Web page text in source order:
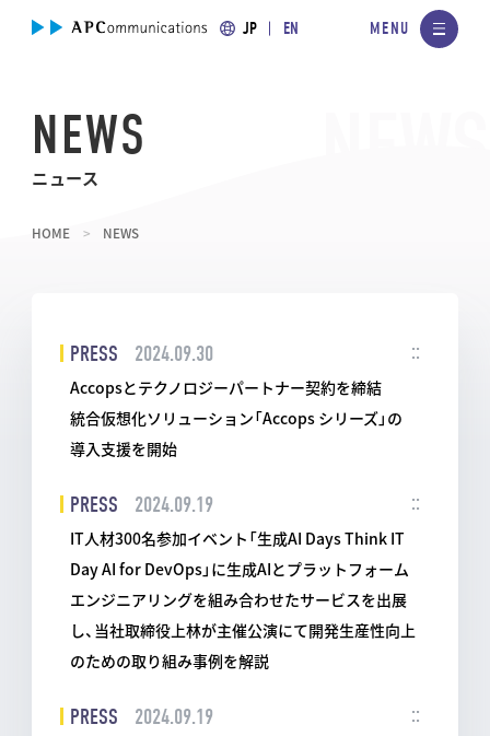
JP EN
NEWS
ニュース
HOME NEWS
PRESS 2024.09.30
Accopsとテクノロジーパートナー契約を締結
統合仮想化ソリューション「Accops シリーズ」の
導入支援を開始
PRESS 2024.09.19
IT人材300名参加イベント「生成AI Days Think IT
Day AI for DevOps」に生成AIとプラットフォーム
エンジニアリングを組み合わせたサービスを出展
し、当社取締役上林が主催公演にて開発生産性向上
のための取り組み事例を解説
PRESS 2024.09.19